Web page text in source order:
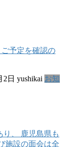
予定を確認の
2日 yushikai お知
、 鹿児島県も
施設の面会は全